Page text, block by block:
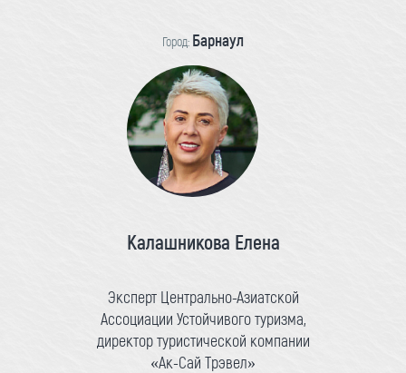
Город: Барнаул
Калашникова Елена
Эксперт Центрально-Азиатской
Ассоциации Устойчивого туризма,
директор туристической компании
«Ак-Сай Трэвел»